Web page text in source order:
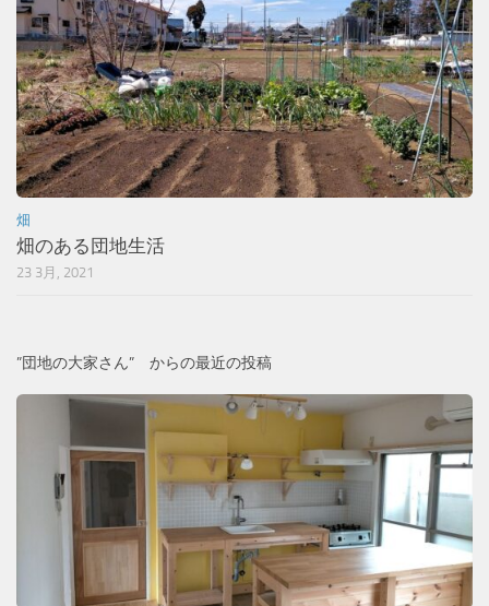
畑
畑のある団地生活
23 3月, 2021
”団地の大家さん” からの最近の投稿